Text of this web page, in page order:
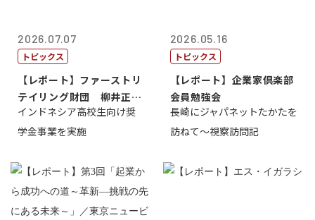
2026.07.07
トピックス
【レポート】ファーストリ
テイリング財団 柳井正
理事長
インドネシア高校生向け奨
学金事業を実施
2026.05.16
トピックス
【レポート】企業家倶楽部
会員勉強会
長崎にジャパネットたかたを
訪ねて～視察訪問記